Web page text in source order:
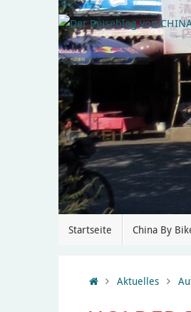
Startseite China By
Aktuelles